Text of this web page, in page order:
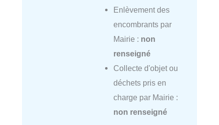
Enlèvement des
encombrants par
Mairie : non
renseigné
Collecte d'objet ou
déchets pris en
charge par Mairie :
non renseigné